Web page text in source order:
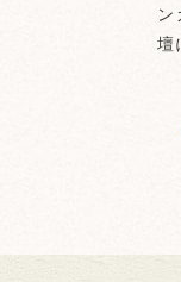
壇